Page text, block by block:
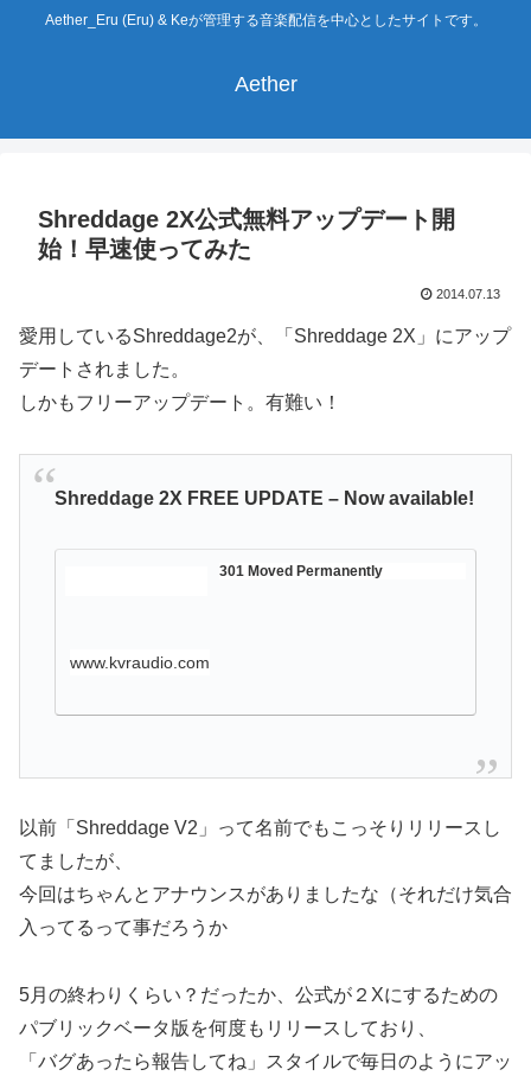
Aether_Eru (Eru) & Keが管理する音楽配信を中心としたサイトです。
Aether
Shreddage 2X公式無料アップデート開
始！早速使ってみた
2014.07.13
愛用しているShreddage2が、「Shreddage 2X」にアップ
デートされました。
しかもフリーアップデート。有難い！
Shreddage 2X FREE UPDATE – Now available!
301 Moved Permanently
www.kvraudio.com
以前「Shreddage V2」って名前でもこっそりリリースし
てましたが、
今回はちゃんとアナウンスがありましたな（それだけ気合
入ってるって事だろうか
5月の終わりくらい？だったか、公式が２Xにするための
パブリックベータ版を何度もリリースしており、
「バグあったら報告してね」スタイルで毎日のようにアッ